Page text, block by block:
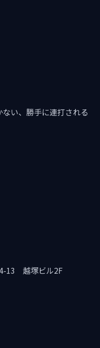
い、勝手に連打される
13 越塚ビル2F